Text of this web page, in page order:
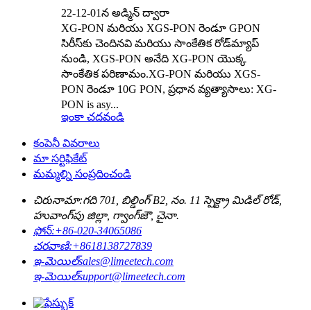
22-12-01న అడ్మిన్ ద్వారా
XG-PON మరియు XGS-PON రెండూ GPON
సిరీస్‌కు చెందినవి మరియు సాంకేతిక రోడ్‌మ్యాప్
నుండి, XGS-PON అనేది XG-PON యొక్క
సాంకేతిక పరిణామం.XG-PON మరియు XGS-
PON రెండూ 10G PON, ప్రధాన వ్యత్యాసాలు: XG-
PON is asy...
ఇంకా చదవండి
కంపెనీ వివరాలు
మా సర్టిఫికేట్
మమ్మల్ని సంప్రదించండి
చిరునామా:గది 701, బిల్డింగ్ B2, నం. 11 స్పెక్ట్రా మిడిల్ రోడ్,
హువాంగ్‌పు జిల్లా, గ్వాంగ్‌జౌ, చైనా.
ఫోన్:+86-020-34065086
చరవాణి:+8618138727839
ఇ-మెయిల్sales@limeetech.com
ఇ-మెయిల్support@limeetech.com